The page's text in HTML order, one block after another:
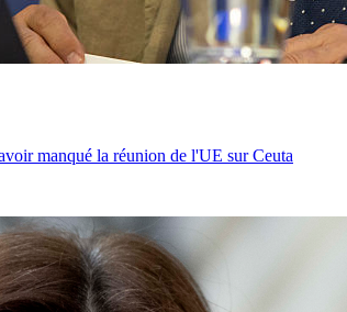
manqué la réunion de l'UE sur Ceuta